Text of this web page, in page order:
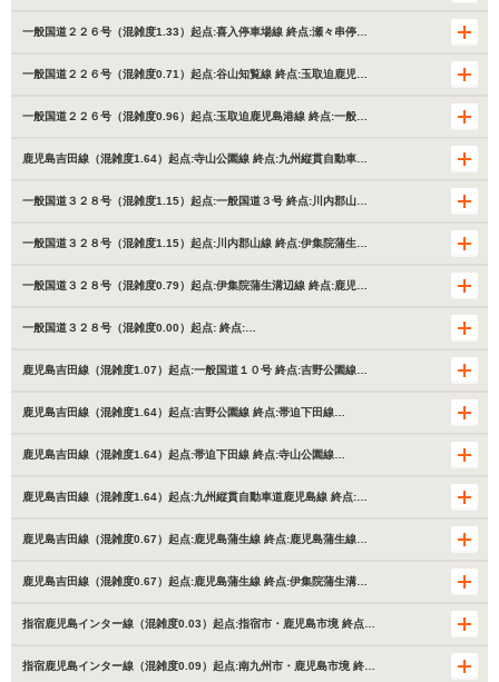
一般国道２２６号（混雑度1.33）起点:喜入停車場線 終点:瀬々串停…
一般国道２２６号（混雑度0.71）起点:谷山知覧線 終点:玉取迫鹿児…
一般国道２２６号（混雑度0.96）起点:玉取迫鹿児島港線 終点:一般…
鹿児島吉田線（混雑度1.64）起点:寺山公園線 終点:九州縦貫自動車…
一般国道３２８号（混雑度1.15）起点:一般国道３号 終点:川内郡山…
一般国道３２８号（混雑度1.15）起点:川内郡山線 終点:伊集院蒲生…
一般国道３２８号（混雑度0.79）起点:伊集院蒲生溝辺線 終点:鹿児…
一般国道３２８号（混雑度0.00）起点: 終点:…
鹿児島吉田線（混雑度1.07）起点:一般国道１０号 終点:吉野公園線…
鹿児島吉田線（混雑度1.64）起点:吉野公園線 終点:帯迫下田線…
鹿児島吉田線（混雑度1.64）起点:帯迫下田線 終点:寺山公園線…
鹿児島吉田線（混雑度1.64）起点:九州縦貫自動車道鹿児島線 終点:…
鹿児島吉田線（混雑度0.67）起点:鹿児島蒲生線 終点:鹿児島蒲生線…
鹿児島吉田線（混雑度0.67）起点:鹿児島蒲生線 終点:伊集院蒲生溝…
指宿鹿児島インター線（混雑度0.03）起点:指宿市・鹿児島市境 終点…
指宿鹿児島インター線（混雑度0.09）起点:南九州市・鹿児島市境 終…